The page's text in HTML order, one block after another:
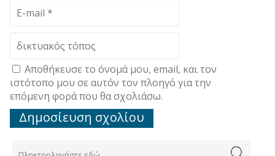
Αποθήκευσε το όνομά μου, email, και τον
ιστότοπο μου σε αυτόν τον πλοηγό για την
επόμενη φορά που θα σχολιάσω.